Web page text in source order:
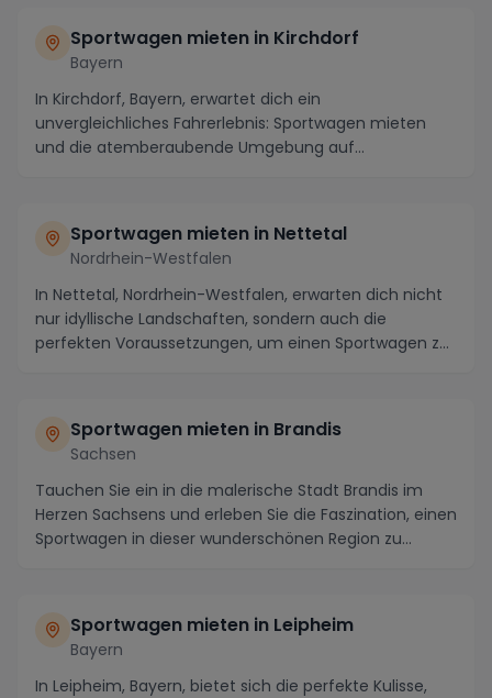
Sportwagen mieten in Kirchdorf
Bayern
In Kirchdorf, Bayern, erwartet dich ein
unvergleichliches Fahrerlebnis: Sportwagen mieten
und die atemberaubende Umgebung auf
Sportwagen mieten in Nettetal
Nordrhein-Westfalen
In Nettetal, Nordrhein-Westfalen, erwarten dich nicht
nur idyllische Landschaften, sondern auch die
perfekten Voraussetzungen, um einen Sportwagen zu
Sportwagen mieten in Brandis
Sachsen
Tauchen Sie ein in die malerische Stadt Brandis im
Herzen Sachsens und erleben Sie die Faszination, einen
Sportwagen in dieser wunderschönen Region zu...
Sportwagen mieten in Leipheim
Bayern
In Leipheim, Bayern, bietet sich die perfekte Kulisse,